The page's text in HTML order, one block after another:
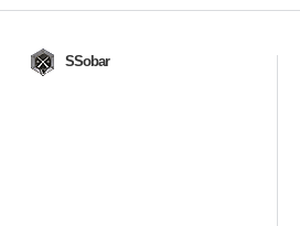
SSobar